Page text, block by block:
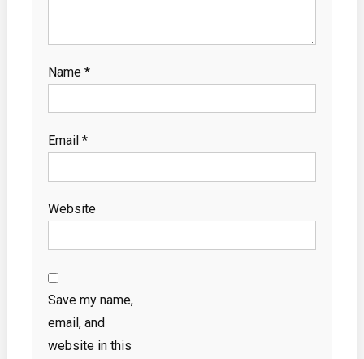
Name *
Email *
Website
Save my name,
email, and
website in this